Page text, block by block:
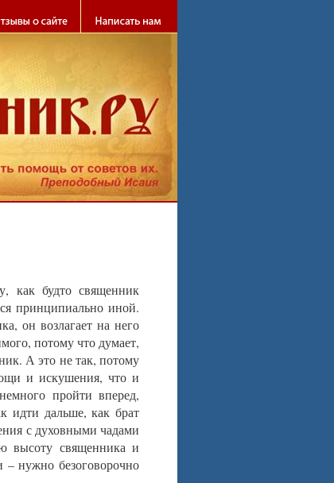
как будто священник
принципиально иной.
он возлагает на него
потому что думает,
А это не так, потому
и искушения, что и
пройти вперед,
идти дальше, как брат
с духовными чадами
высоту священника и
нужно безоговорочно